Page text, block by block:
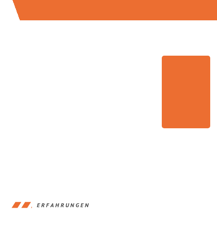
ERFAHRUNGEN